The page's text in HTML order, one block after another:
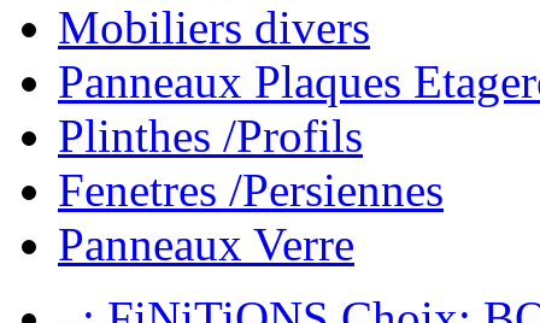
Mobiliers divers
Panneaux Plaques
Plinthes /Profils
Fenetres /Persiennes
Panneaux Verre